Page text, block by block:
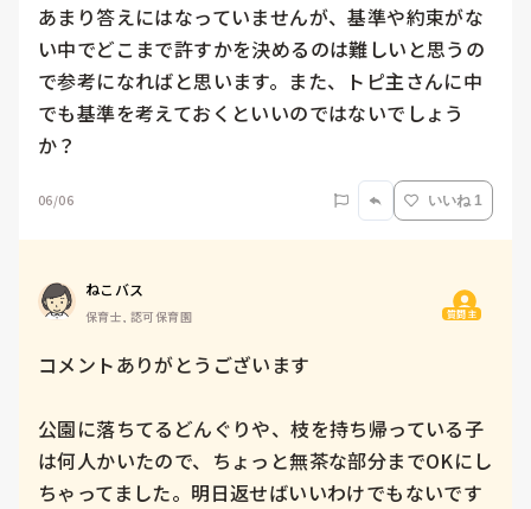
あまり答えにはなっていませんが、基準や約束がな
い中でどこまで許すかを決めるのは難しいと思うの
で参考になればと思います。また、トピ主さんに中
でも基準を考えておくといいのではないでしょう
か？
06/06 いいね 1
ねこバス
保育士, 認可保育園 質問主
コメントありがとうございます
公園に落ちてるどんぐりや、枝を持ち帰っている子
は何人かいたので、ちょっと無茶な部分までOKにし
ちゃってました。明日返せばいいわけでもないです